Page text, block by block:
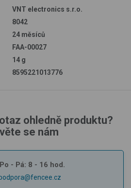
VNT electronics s.r.o.
8042
24 měsíců
FAA-00027
14 g
8595221013776
ohledně produktu?
se nám
- Pá: 8 - 16 hod.